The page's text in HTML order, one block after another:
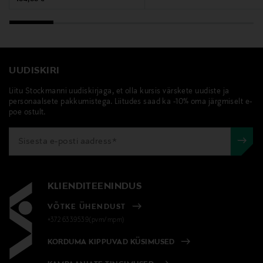
UUDISKIRI
Liitu Stockmanni uudiskirjaga, et olla kursis värskete uudiste ja
personaalsete pakkumistega. Liitudes saad ka -10% oma järgmiselt e-
poe ostult.
KLIENDITEENINDUS
VÕTKE ÜHENDUST
+372 6339539(pvm/mpm)
KORDUMA KIPPUVAD KÜSIMUSED